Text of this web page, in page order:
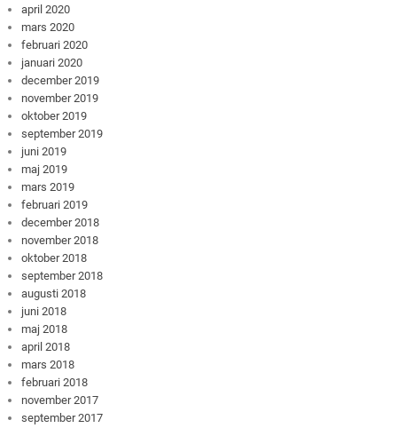
april 2020
mars 2020
februari 2020
januari 2020
december 2019
november 2019
oktober 2019
september 2019
juni 2019
maj 2019
mars 2019
februari 2019
december 2018
november 2018
oktober 2018
september 2018
augusti 2018
juni 2018
maj 2018
april 2018
mars 2018
februari 2018
november 2017
september 2017